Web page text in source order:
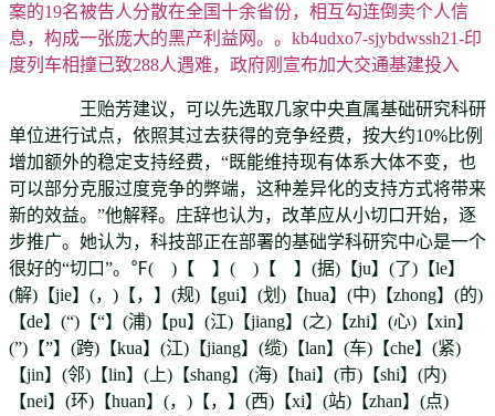
案的19名被告人分散在全国十余省份，相互勾连倒卖个人信
息，构成一张庞大的黑产利益网。。kb4udxo7-sjybdwssh21-印
度列车相撞已致288人遇难，政府刚宣布加大交通基建投入
王贻芳建议，可以先选取几家中央直属基础研究科研
单位进行试点，依照其过去获得的竞争经费，按大约10%比例
增加额外的稳定支持经费，“既能维持现有体系大体不变，也
可以部分克服过度竞争的弊端，这种差异化的支持方式将带来
新的效益。”他解释。庄辞也认为，改革应从小切口开始，逐
步推广。她认为，科技部正在部署的基础学科研究中心是一个
很好的“切口”。℉( )【 】( )【 】(据)【ju】(了)【le】
(解)【jie】(，)【，】(规)【gui】(划)【hua】(中)【zhong】(的)
【de】(“)【“】(浦)【pu】(江)【jiang】(之)【zhi】(心)【xin】
(”)【”】(跨)【kua】(江)【jiang】(缆)【lan】(车)【che】(紧)
【jin】(邻)【lin】(上)【shang】(海)【hai】(市)【shi】(内)
【nei】(环)【huan】(，)【，】(西)【xi】(站)【zhan】(点)